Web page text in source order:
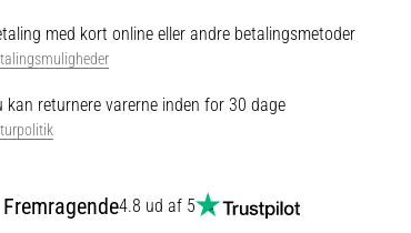
med kort online eller andre betalingsmetoder
kan returnere varerne inden for 30 dage
Fremragende4.8 ud af 5